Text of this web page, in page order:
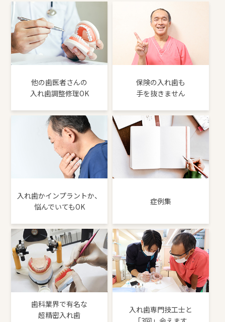
他の歯医者さんの
入れ歯調整修理OK
保険の入れ歯も
手を抜きません
入れ歯かインプラントか、
悩んでいてもOK
症例集
歯科業界で有名な
超精密入れ歯
入れ歯専門技工士と